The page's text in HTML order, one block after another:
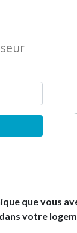
que vous
votre